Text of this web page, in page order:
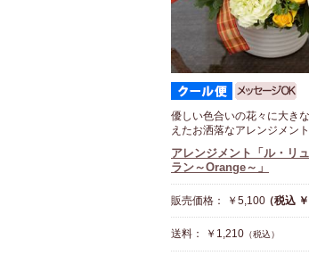
優しい色合いの花々に大き
えたお洒落なアレンジメント
アレンジメント「ル・リ
ラン～Orange～」
販売価格： ￥5,100（税込
送料： ￥1,210 （税込）